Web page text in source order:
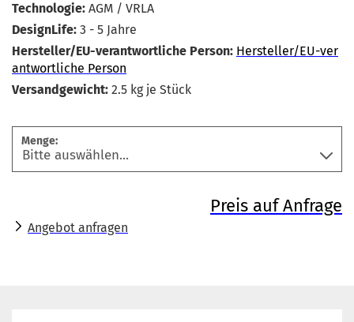
Technologie: AGM / VRLA
DesignLife: 3 - 5 Jahre
Hersteller/EU-verantwortliche Person: Hersteller/EU-ver
antwortliche Person
Versandgewicht: 2.5 kg je Stück
Menge:
Preis auf Anfrage
Angebot anfragen